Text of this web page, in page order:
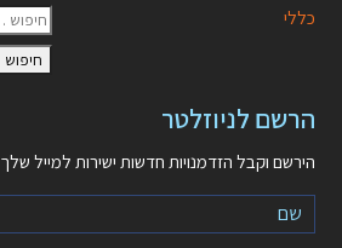
כללי
הרשם לניוזלטר
הירשם וקבל הזדמנויות חדשות ישירות למייל שלך